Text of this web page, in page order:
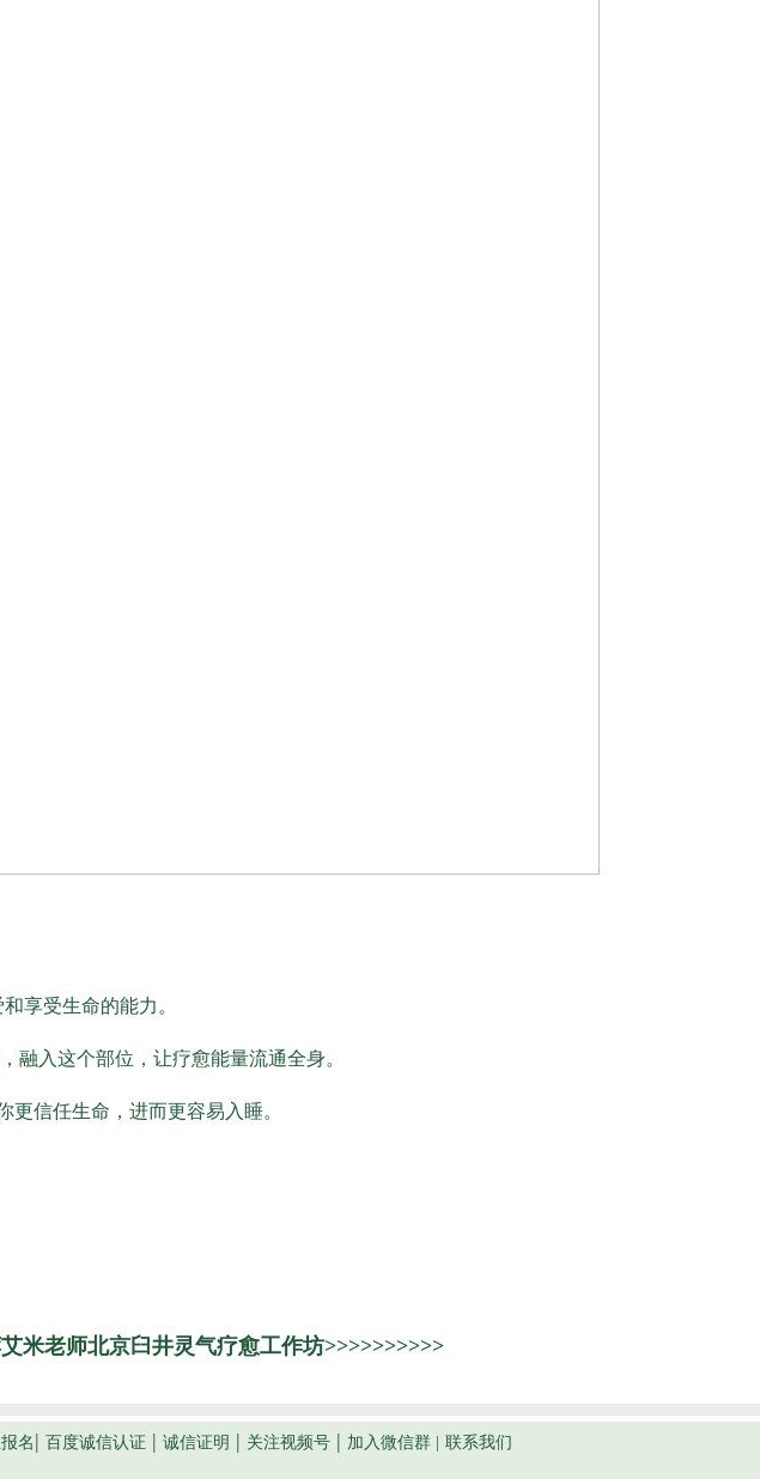
享受生命的能力。
融入这个部位，让疗愈能量流通全身。
信任生命，进而更容易入睡。
米老师北京臼井灵气疗愈工作坊>>>>>>>>>>